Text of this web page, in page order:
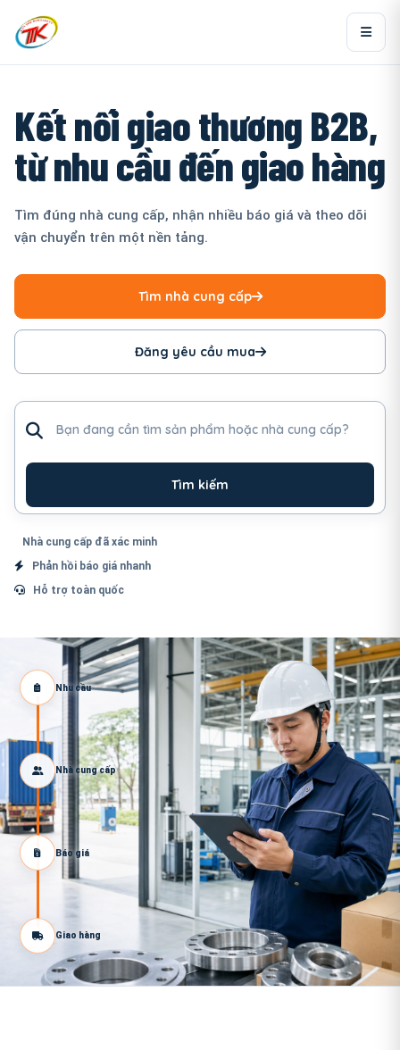
Kết nối giao thương B2B,
từ nhu cầu đến giao hàng
Tìm đúng nhà cung cấp, nhận nhiều báo giá và theo dõi
vận chuyển trên một nền tảng.
Tìm nhà cung cấp
Đăng yêu cầu mua
Tìm kiếm
Nhà cung cấp đã xác minh
Phản hồi báo giá nhanh
Hỗ trợ toàn quốc
Nhu cầu
Nhà cung cấp
Báo giá
Giao hàng